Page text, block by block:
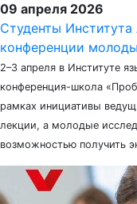
09 апреля 2026
Студенты
конференции
2–3 апреля в Институте
конференция-школа
рамках инициативы
лекции, а молодые
возможностью получить